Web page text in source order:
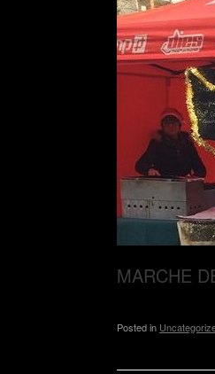
MARCHE
Posted in